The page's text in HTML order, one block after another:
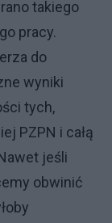
takiego
pracy.
do
wyniki
tych,
PZPN i całą
jeśli
obwinić